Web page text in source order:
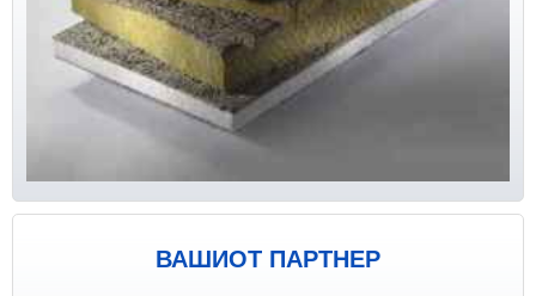
ВАШИОТ ПАРТНЕР